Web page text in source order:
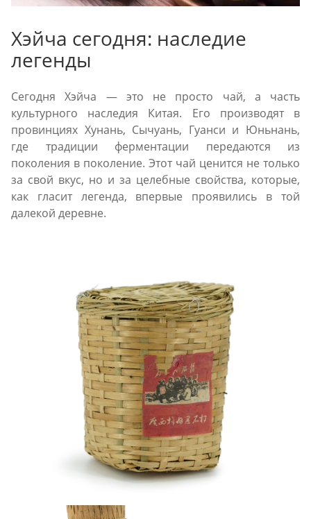
Хэйча сегодня: наследие
легенды
Сегодня Хэйча — это не просто чай, а часть
культурного наследия Китая. Его производят в
провинциях Хунань, Сычуань, Гуанси и Юньнань,
где традиции ферментации передаются из
поколения в поколение. Этот чай ценится не только
за свой вкус, но и за целебные свойства, которые,
как гласит легенда, впервые проявились в той
далекой деревне.